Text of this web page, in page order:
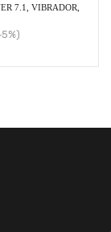
7.1, VIBRADOR,